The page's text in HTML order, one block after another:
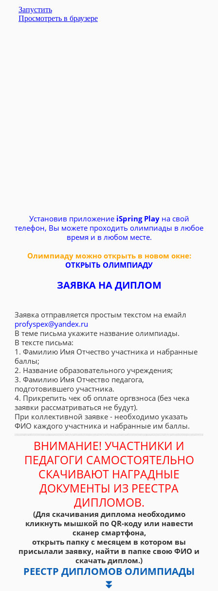
Установив приложение iSpring Playна свой
телефон, Вы можете проходить олимпиады в любое
время и в любом месте.
Олимпиаду можно открыть в новом окне:
ОТКРЫТЬ ОЛИМПИАДУ
ЗАЯВКА НА ДИПЛОМ
Заявка отправляется простым текстом на емайл
profyspex@yandex.ru
В теме письма укажите название олимпиады.
В тексте письма:
1. Фамилию Имя Отчество участника и набранные
баллы;
2. Название образовательного учреждения;
3. Фамилию Имя Отчество педагога,
подготовившего участника.
4. Прикрепить чек об оплате оргвзноса (без чека
заявки рассматриваться не будут).
При коллективной заявке - необходимо указать
ФИО каждого участника и набранные им баллы.
ВНИМАНИЕ! УЧАСТНИКИ И
ПЕДАГОГИ САМОСТОЯТЕЛЬНО
СКАЧИВАЮТ НАГРАДНЫЕ
ДОКУМЕНТЫ ИЗ РЕЕСТРА
ДИПЛОМОВ.
(Для скачивания диплома необходимо
кликнуть мышкой по QR-коду или навести
сканер смартфона,
открыть папку с месяцем в котором вы
присылали заявку, найти в папке свою ФИО и
скачать диплом.)
РЕЕСТР ДИПЛОМОВ ОЛИМПИАДЫ
⏬